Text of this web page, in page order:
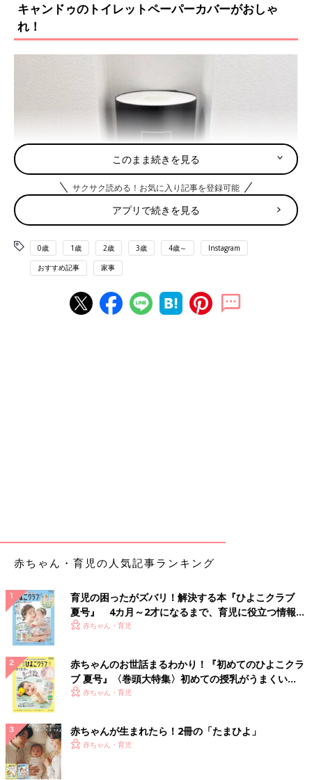
にすることもできます。ぜひ取り入れてみてく
キャンドゥのトイレットペーパーカバーがおしゃ
れ！
出典：Instagramアカウント「o.deco__ie」
odecoさんはダイソーのネットにトイレットペーパーを入れてス
トックしています。ネットに入れているだけなのにとってもおし
ゃれ！シンプルですが良いアイデアですね。
ダイソーの紙袋にトイレットペーパーを収納！
このまま続きを見る
サクサク読める！お気に入り記事を登録可能
アプリで続きを見る
0歳 1歳 2歳 3歳 4歳～ Instagram
おすすめ記事 家事
赤ちゃん・育児の人気記事ランキング
育児の困ったがズバリ！解決する本『ひよこクラブ
夏号』 4カ月～2才になるまで、育児に役立つ情報が
いっぱい！
赤ちゃん・育児
赤ちゃんのお世話まるわかり！『初めてのひよこクラ
ブ 夏号』〈巻頭大特集〉初めての授乳がうまくい
く！ おっぱい・ミルクの基本と夏のトラブル 解決テ
赤ちゃん・育児
赤ちゃんが生まれたら！2冊の「たまひよ」
赤ちゃん・育児